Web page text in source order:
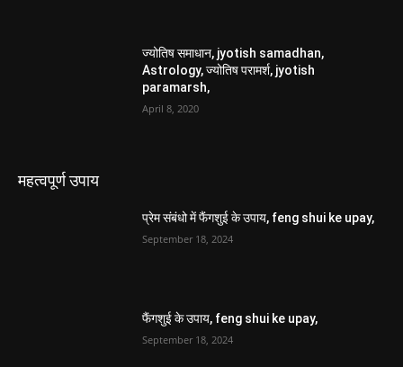
ज्योतिष समाधान, jyotish samadhan,
Astrology, ज्योतिष परामर्श, jyotish
paramarsh,
April 8, 2020
महत्वपूर्ण उपाय
प्रेम संबंधो में फैंगशुई के उपाय, feng shui ke upay,
September 18, 2024
फैंगशुई के उपाय, feng shui ke upay,
September 18, 2024